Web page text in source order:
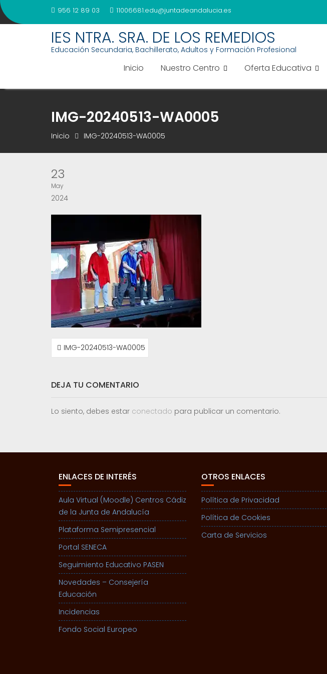
Saltar
al
956 12 89 03 11006681.edu@juntadeandalucia.es
IES NTRA. SRA. DE LOS REMEDIOS
Educación Secundaria, Bachillerato, Adultos y Formación Profesional
Inicio Nuestro Centro Oferta Educativa
IMG-20240513-WA0005
Inicio IMG-20240513-WA0005
23
May
2024
NAVEGACIÓN
DEIMG-20240513-WA0005
DEJA TU COMENTARIO
Lo siento, debes estar conectado para publicar un comentario.
ENLACES DE INTERÉS
Aula Virtual (Moodle) Centros Cádiz
de la Junta de Andalucía
Plataforma Semipresencial
Portal SENECA
Seguimiento Educativo PASEN
Novedades – Consejería
Educación
Incidencias
Fondo Social Europeo
OTROS ENLACES
Política de Privacidad
Política de Cookies
Carta de Servicios